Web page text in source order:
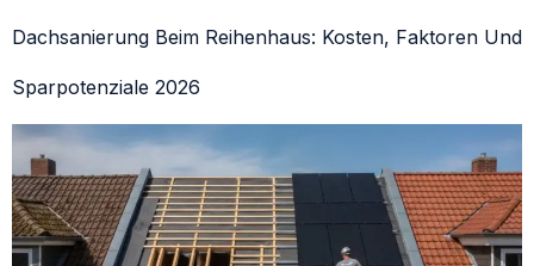
Dachsanierung Beim Reihenhaus: Kosten, Faktoren Und
Sparpotenziale 2026